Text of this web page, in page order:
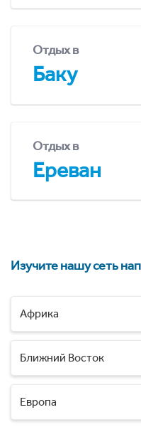
Отдых в
Баку
Отдых в
Ереван
Изучите нашу сеть
Африка
Ближний Восток
Европа